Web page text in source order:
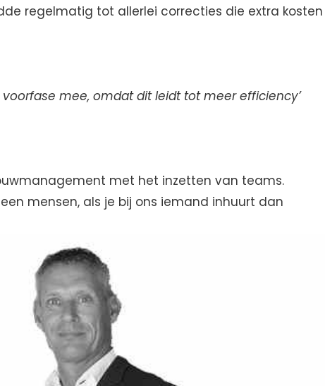
regelmatig tot allerlei correcties die extra kosten
voorfase mee, omdat dit leidt tot meer efficiency’
met het inzetten van teams.
mensen, als je bij ons iemand inhuurt dan